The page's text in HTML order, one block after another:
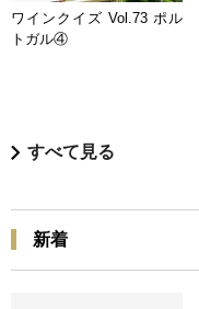
ワインクイズ Vol.73 ポル
トガル④
すべて見る
新着